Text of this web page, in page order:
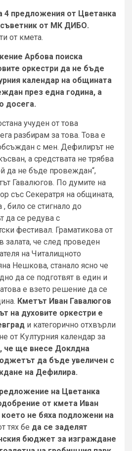
4 предложения от Цветанка
от МК ДИБО.
от кмета.
Арбова поиска
оркестри да не бъде
календар на общината
през една година, а
досега.
учуден от това
разбирам за това. Това е
с мен. Дефилирът не
а средствата не трябва
да не бъде провеждан“,
Гавалюгов. По думите на
със Секератря на общината,
било се стигнало до
да се редува с
фестивал. Граматикова от
залата, че след проведен
на Читалищното
Нешкова, станало ясно че
да се подготвят в един и
е взето решение да се
Кметът Иван Гавалюгов
на духовите оркестри е
и категорично отхвърли
от Културния календар за
че ще внесе Доклдна
да бъде увеличен с
на Дефилира.
на Цветанка
от кмета Иван
не бяха подложени на
тях бе да се заделят
бюджет за изграждане